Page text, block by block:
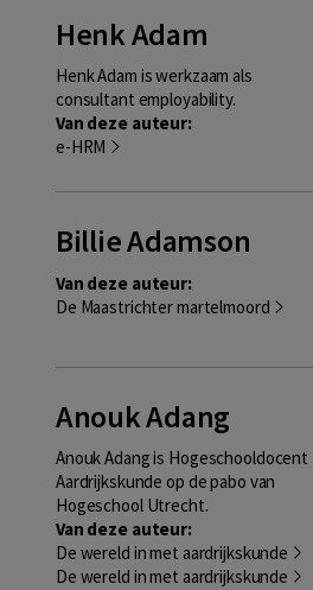
Henk Adam
Henk Adam is werkzaam als
consultant employability.
Van deze auteur:
e-HRM
Billie Adamson
Van deze auteur:
De Maastrichter martelmoord
Anouk Adang
Anouk Adang is Hogeschooldocent
Aardrijkskunde op de pabo van
Hogeschool Utrecht.
Van deze auteur:
De wereld in met aardrijkskunde
De wereld in met aardrijkskunde